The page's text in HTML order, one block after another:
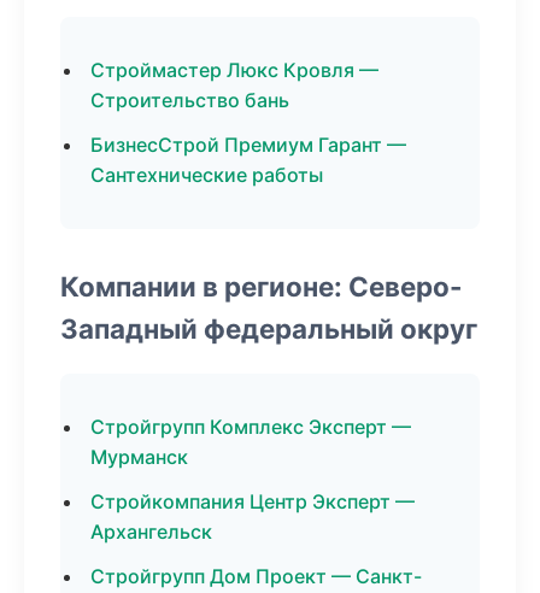
Строймастер Люкс Кровля —
Строительство бань
БизнесСтрой Премиум Гарант —
Сантехнические работы
Компании в регионе: Северо-
Западный федеральный округ
Стройгрупп Комплекс Эксперт —
Мурманск
Стройкомпания Центр Эксперт —
Архангельск
Стройгрупп Дом Проект — Санкт-